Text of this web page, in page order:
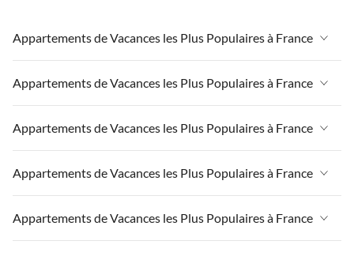
Appartements de Vacances les Plus Populaires à France
Appartements de Vacances à France
Appartements de Vacances à Paris-Ile de France
Appartements de Vacances à Paris
Appartements de Vacances à Côte atlantique
Appartements de Vacances à la Normandie
Appartements de Vacances les Plus Populaires à France
Appartements de Vacances à France
Appartements de Vacances à Paris-Ile de France
Appartements de Vacances à Paris
Appartements de Vacances à Côte atlantique
Appartements de Vacances les Plus Populaires à France
Appartements de Vacances à France
Appartements de Vacances à Paris-Ile de France
Appartements de Vacances à Paris
Appartements de Vacances les Plus Populaires à France
Appartements de Vacances à France
Appartements de Vacances à Paris-Ile de France
Appartements de Vacances les Plus Populaires à France